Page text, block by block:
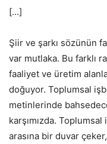
[…]
Şiir ve şarkı sözünün
var mutlaka. Bu farklı
faaliyet ve üretim
doğuyor. Toplumsal
metinlerinde
karşımızda.
arasına bir duvar